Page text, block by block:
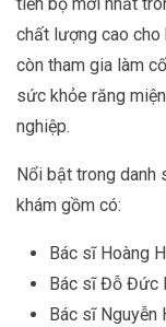
tiến bộ mới nhất
chất lượng cao cho
còn tham gia làm
sức khỏe răng
nghiệp.
Nổi bật trong danh
khám gồm có:
Bác sĩ Hoàng
Bác sĩ Đỗ Đức
Bác sĩ Nguyễn